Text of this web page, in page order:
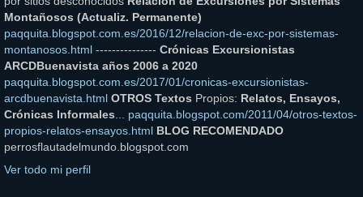
Montañosos (Actualiz. Permanente)
paqquita.blogspot.com.es/2016/12/relacion-de-exc-por-sistemas-
montanosos.html --------------- Crónicas Excursionistas
ARCDBuenavista años 2006 a 2020
paqquita.blogspot.com.es/2017/01/cronicas-excursionistas-
arcdbuenavista.html OTROS Textos Propios: Relatos, Ensayos,
Crónicas Informales... paqquita.blogspot.com/2011/04/otros-textos-
propios-relatos-ensayos.html BLOG RECOMENDADO
perrosflautadelmundo.blogspot.com
Ver todo mi perfil